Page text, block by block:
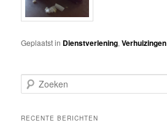
Geplaatst in Dienstverlening,Verhuizingen
o
k
RECENTE BERICHTEN